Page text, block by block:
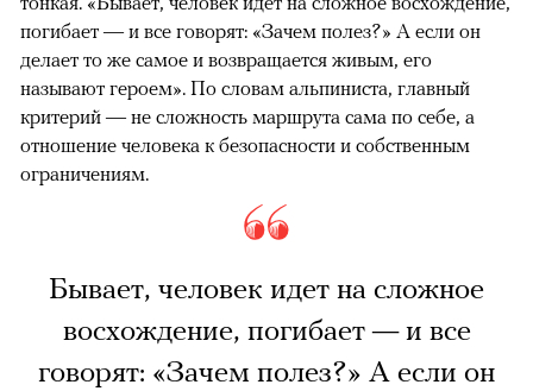
погибает — и все говорят: «Зачем полез?» А если он
делает то же самое и возвращается живым, его
называют героем». По словам альпиниста, главный
критерий — не сложность маршрута сама по себе, а
отношение человека к безопасности и собственным
ограничениям.
Бывает, человек идет на сложное
восхождение, погибает — и все
говорят: «Зачем полез?» А если он